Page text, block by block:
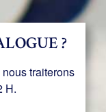
?
traiterons
H.